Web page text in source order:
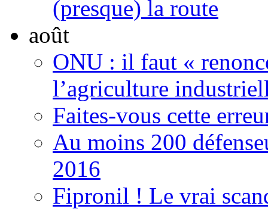
(presque) la route
août
ONU : il faut «
l’agriculture
Faites-vous cette
Au moins 200
2016
Fipronil ! Le vrai